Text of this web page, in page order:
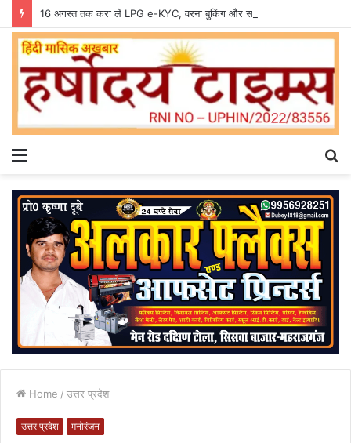
Menu
Home / उत्तर प्रदेश
उत्तर प्रदेश मनोरंजन